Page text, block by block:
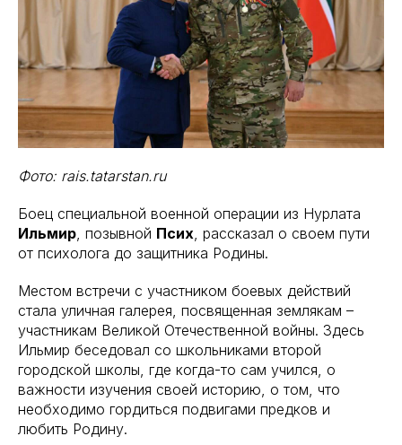
Фото: rais.tatarstan.ru
Боец специальной военной операции из Нурлата
Ильмир, позывной Псих, рассказал о своем пути
от психолога до защитника Родины.
Местом встречи с участником боевых действий
стала уличная галерея, посвященная землякам –
участникам Великой Отечественной войны. Здесь
Ильмир беседовал со школьниками второй
городской школы, где когда-то сам учился, о
важности изучения своей историю, о том, что
необходимо гордиться подвигами предков и
любить Родину.